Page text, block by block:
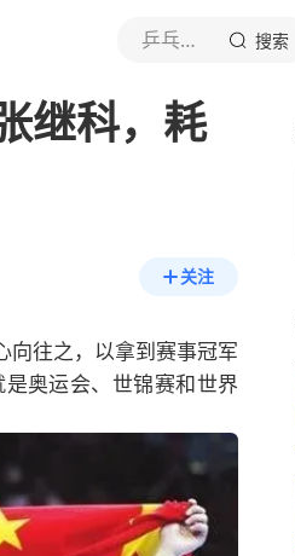
乒乓球球2018 搜索
继科，耗
关注
向往之，以拿到赛事冠军
奥运会、世锦赛和世界